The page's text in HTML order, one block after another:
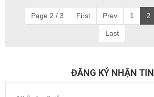
Page 2 / 3 First Prev 1 2
Last
ĐĂNG KÝ NHẬN TIN